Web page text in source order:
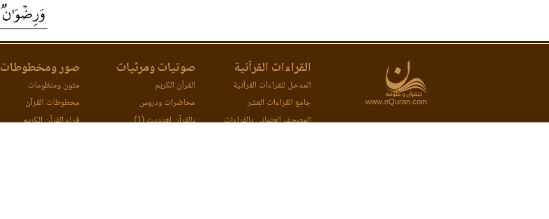
www.nQuran.com
القراءات القرآنية
المدخل للقراءات القرآنية
جامع القراءات العشر
المصحف العثماني بالقراءات
صوتيات ومرئيات
القرآن الكريم
محاضرات ودروس
بالقرآن اهتديت (1)
صور ومخطوطات
متون ومنظومات
مخطوطات القرآن
قراء القرآن الكريم